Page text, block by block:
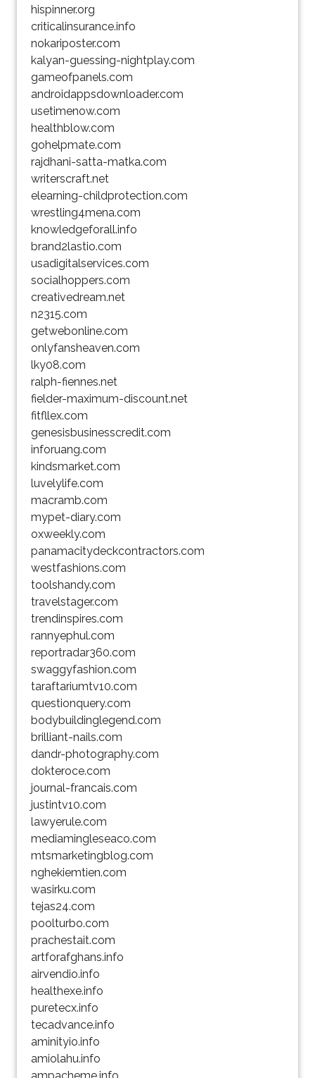
hispinner.org
criticalinsurance.info
nokariposter.com
kalyan-guessing-nightplay.com
gameofpanels.com
androidappsdownloader.com
usetimenow.com
healthblow.com
gohelpmate.com
rajdhani-satta-matka.com
writerscraft.net
elearning-childprotection.com
wrestling4mena.com
knowledgeforall.info
brand2lastio.com
usadigitalservices.com
socialhoppers.com
creativedream.net
n2315.com
getwebonline.com
onlyfansheaven.com
lky08.com
ralph-fiennes.net
fielder-maximum-discount.net
fitfllex.com
genesisbusinesscredit.com
inforuang.com
kindsmarket.com
luvelylife.com
macramb.com
mypet-diary.com
oxweekly.com
panamacitydeckcontractors.com
westfashions.com
toolshandy.com
travelstager.com
trendinspires.com
rannyephul.com
reportradar360.com
swaggyfashion.com
taraftariumtv10.com
questionquery.com
bodybuildinglegend.com
brilliant-nails.com
dandr-photography.com
dokteroce.com
journal-francais.com
justintv10.com
lawyerule.com
mediamingleseaco.com
mtsmarketingblog.com
nghekiemtien.com
wasirku.com
tejas24.com
poolturbo.com
prachestait.com
artforafghans.info
airvendio.info
healthexe.info
puretecx.info
tecadvance.info
aminityio.info
amiolahu.info